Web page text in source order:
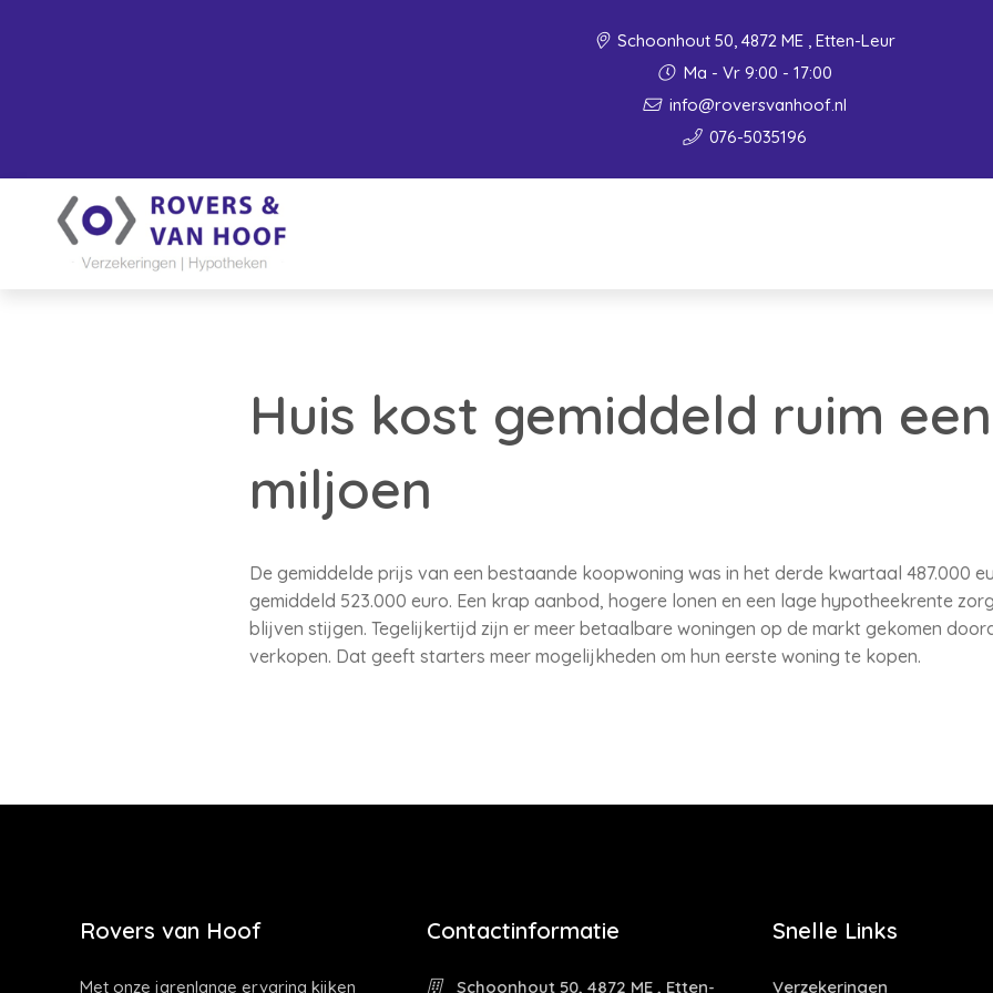
Schoonhout 50, 4872 ME , Etten-Leur
Ma - Vr 9:00 - 17:00
info@roversvanhoof.nl
076-5035196
Huis kost gemiddeld ruim
miljoen
De gemiddelde prijs van een bestaande koopwoning was in het derde kwartaal 487.000
gemiddeld 523.000 euro. Een krap aanbod, hogere lonen en een lage hypotheekrente
blijven stijgen. Tegelijkertijd zijn er meer betaalbare woningen op de markt gekomen
verkopen. Dat geeft starters meer mogelijkheden om hun eerste woning te kopen.
Rovers van Hoof
Met onze jarenlange ervaring kijken
Contactinformatie
Schoonhout 50, 4872 ME , Etten-
Snelle Links
Verzekeringen